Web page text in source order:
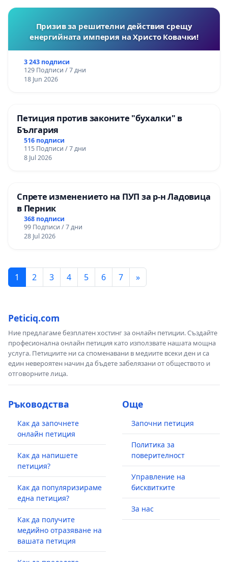
Призив за решителни действия срещу
енергийната империя на Христо Ковачки!
3 243 подписи
129 Подписи / 7 дни
18 Jun 2026
Петиция против законите "бухалки" в
България
516 подписи
115 Подписи / 7 дни
8 Jul 2026
Спрете изменението на ПУП за р-н Ладовица
в Перник
368 подписи
99 Подписи / 7 дни
28 Jul 2026
1 2 3 4 5 6 7 »
Peticiq.com
Ние предлагаме безплатен хостинг за онлайн петиции. Създайте
професионална онлайн петиция като използвате нашата мощна
услуга. Петициите ни са споменавани в медиите всеки ден и са
един невероятен начин да бъдете забелязани от обществото и
отговорните лица.
Ръководства
Как да започнете
онлайн петиция
Как да напишете
петиция?
Как да популяризираме
една петиция?
Как да получите
медийно отразяване на
вашата петиция
Още
Започни петиция
Политика за
поверителност
Управление на
бисквитките
За нас